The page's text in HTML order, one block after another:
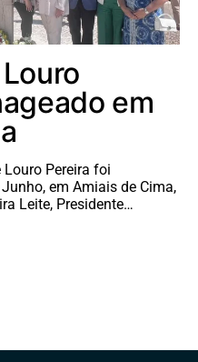
em
Pereira foi
em Amiais de Cima,
Leite, Presidente…